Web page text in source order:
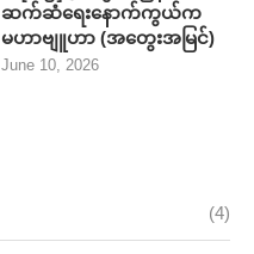
ဆက်ဆံရေးနောက်ကွယ်က
မဟာဗျူဟာ (အတွေးအမြင်)
June 10, 2026
(4)